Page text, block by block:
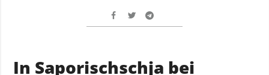
In Saporischschja bei